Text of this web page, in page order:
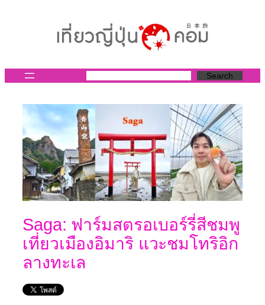
Search
Saga: ฟาร์มสตรอเบอร์รี่สีชมพู
เที่ยวเมืองอิมาริ แวะชมโทริอิก
ลางทะเล